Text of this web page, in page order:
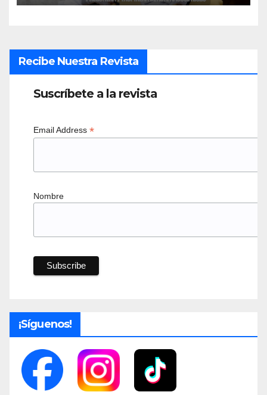
Recibe Nuestra Revista
Suscríbete a la revista
Email Address *
Nombre
¡Síguenos!